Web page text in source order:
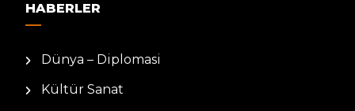
HABERLER
Dünya – Diplomasi
Kültür Sanat